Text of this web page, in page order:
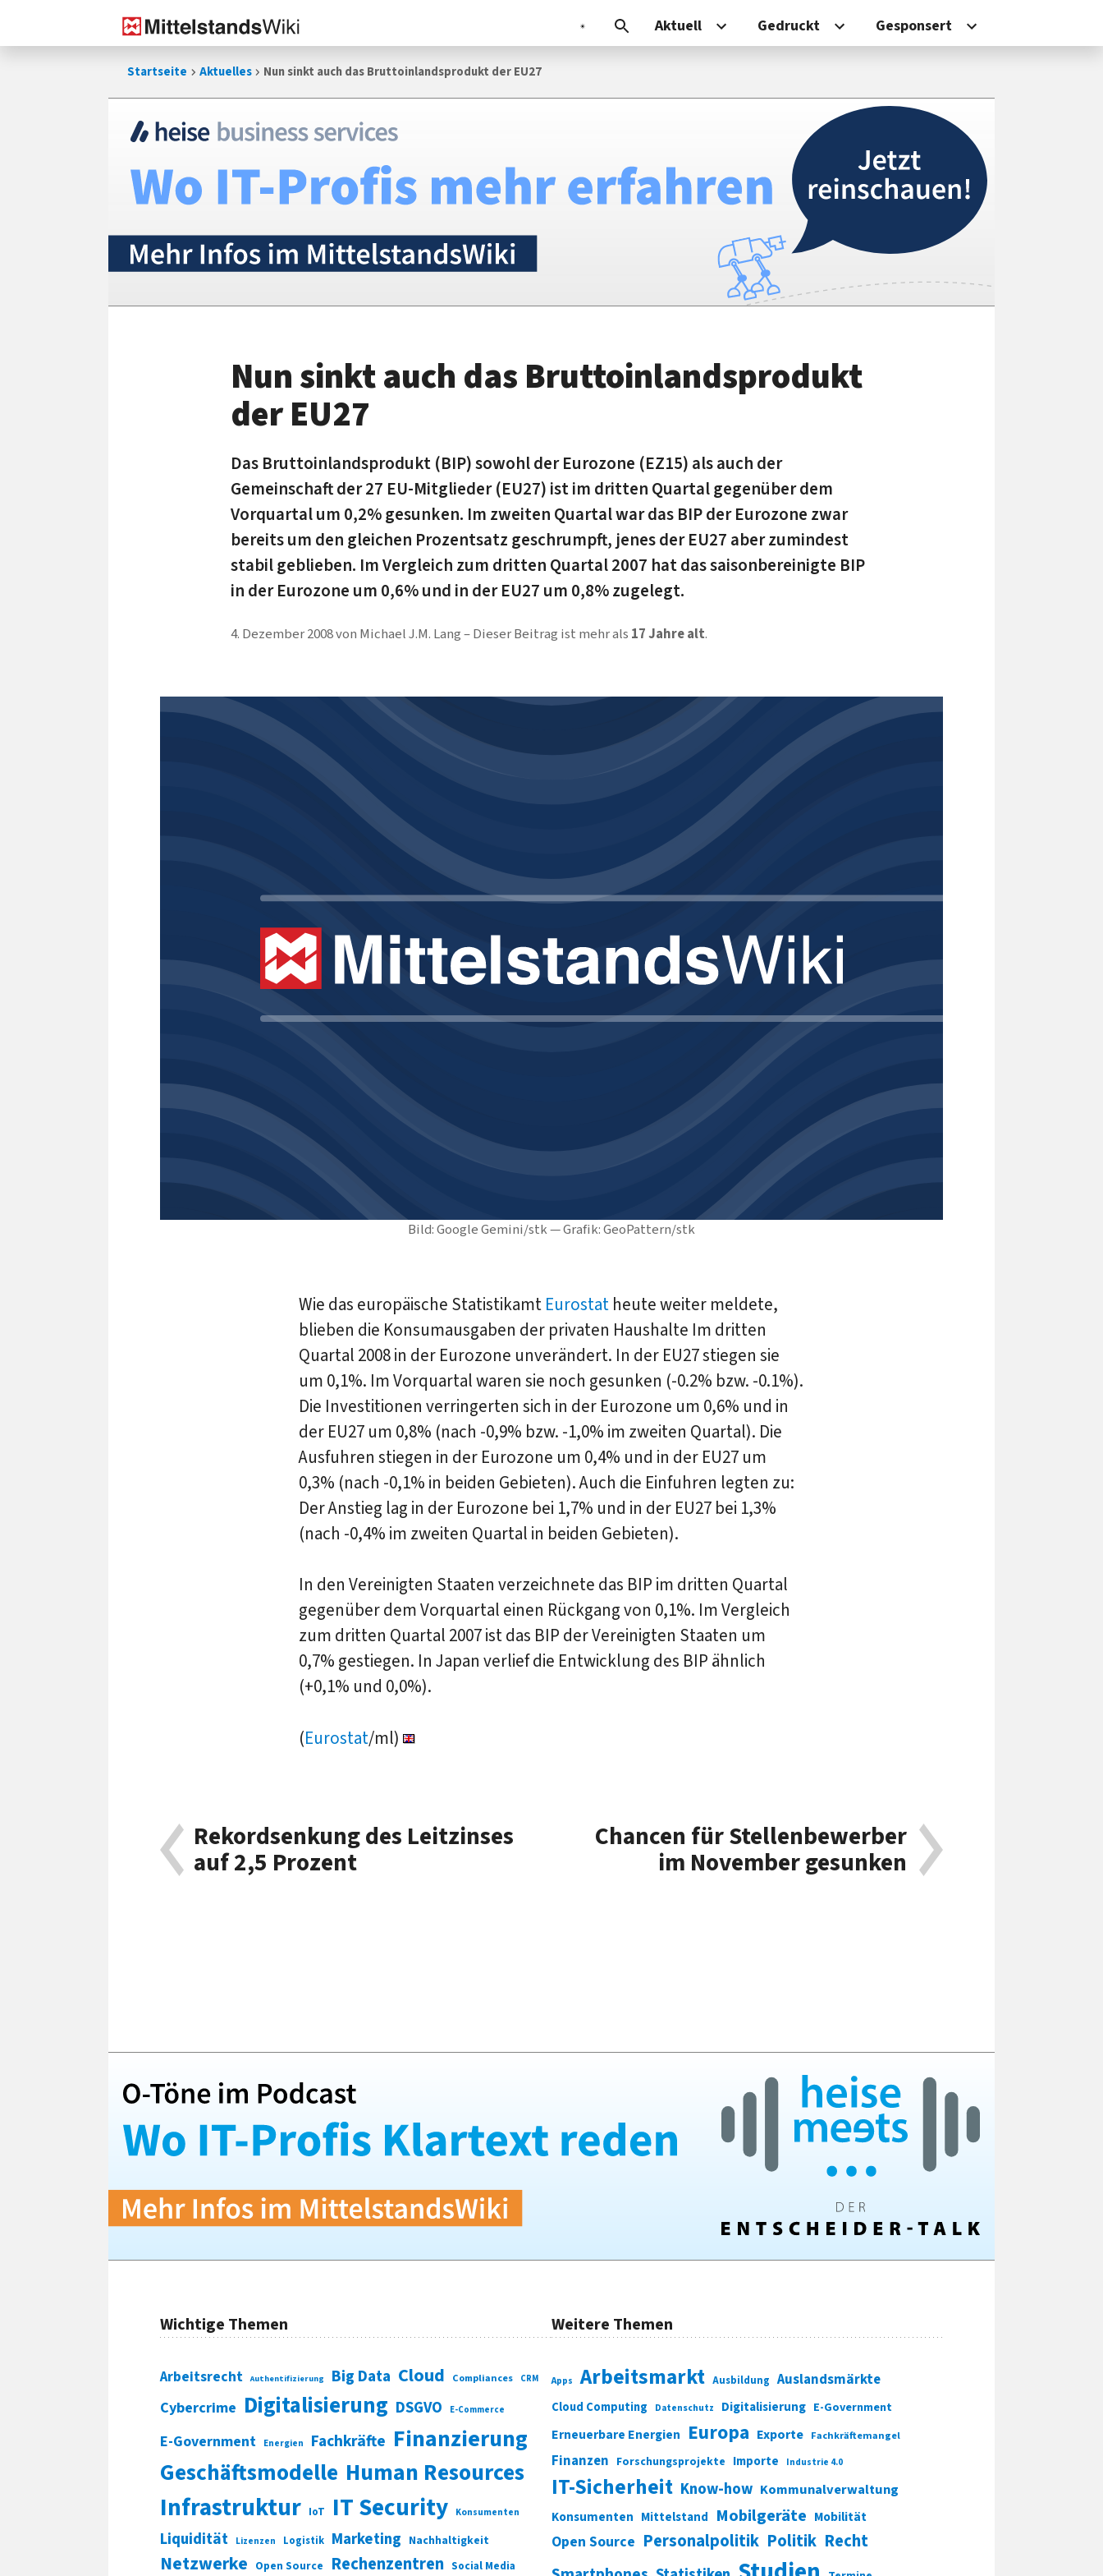
Aktuell Gedruckt Gesponsert
Startseite Aktuelles Nun sinkt auch das Bruttoinlandsprodukt der EU27
Bild: Google Gemini/stk — Grafik: GeoPattern/stk
Nun sinkt auch das Bruttoinlandsprodukt
der EU27
Das Bruttoinlandsprodukt (BIP) sowohl der Eurozone (EZ15) als auch der
Gemeinschaft der 27 EU-Mitglieder (EU27) ist im dritten Quartal gegenüber dem
Vorquartal um 0,2% gesunken. Im zweiten Quartal war das BIP der Eurozone zwar
bereits um den gleichen Prozentsatz geschrumpft, jenes der EU27 aber zumindest
stabil geblieben. Im Vergleich zum dritten Quartal 2007 hat das saisonbereinigte BIP
in der Eurozone um 0,6% und in der EU27 um 0,8% zugelegt.
4. Dezember 2008von Michael J.M. Lang Dieser Beitrag ist mehr als 17 Jahre alt.
Wie das europäische Statistikamt Eurostat heute weiter meldete,
blieben die Konsumausgaben der privaten Haushalte Im dritten
Quartal 2008 in der Eurozone unverändert. In der EU27 stiegen sie
um 0,1%. Im Vorquartal waren sie noch gesunken (-0.2% bzw. -0.1%).
Die Investitionen verringerten sich in der Eurozone um 0,6% und in
der EU27 um 0,8% (nach -0,9% bzw. -1,0% im zweiten Quartal). Die
Ausfuhren stiegen in der Eurozone um 0,4% und in der EU27 um
0,3% (nach -0,1% in beiden Gebieten). Auch die Einfuhren legten zu:
Der Anstieg lag in der Eurozone bei 1,7% und in der EU27 bei 1,3%
(nach -0,4% im zweiten Quartal in beiden Gebieten).
In den Vereinigten Staaten verzeichnete das BIP im dritten Quartal
gegenüber dem Vorquartal einen Rückgang von 0,1%. Im Vergleich
zum dritten Quartal 2007 ist das BIP der Vereinigten Staaten um
0,7% gestiegen. In Japan verlief die Entwicklung des BIP ähnlich
(+0,1% und 0,0%).
(Eurostat/ml)
Rekordsenkung des Leitzinses
auf 2,5 Prozent
Chancen für Stellenbewerber
im November gesunken
Wichtige Themen
Arbeitsrecht Authentifizierung Big Data Cloud Compliances CRM
Cybercrime Digitalisierung DSGVO E-Commerce
E-Government Energien Fachkräfte Finanzierung
Geschäftsmodelle Human Resources
Infrastruktur IoT IT Security Konsumenten
Liquidität Lizenzen Logistik Marketing Nachhaltigkeit
Netzwerke Open Source Rechenzentren Social Media
Weitere Themen
Apps Arbeitsmarkt Ausbildung Auslandsmärkte
Cloud Computing Datenschutz Digitalisierung E-Government
Erneuerbare Energien Europa Exporte Fachkräftemangel
Finanzen Forschungsprojekte Importe Industrie 4.0
IT-Sicherheit Know-how Kommunalverwaltung
Konsumenten Mittelstand Mobilgeräte Mobilität
Open Source Personalpolitik Politik Recht